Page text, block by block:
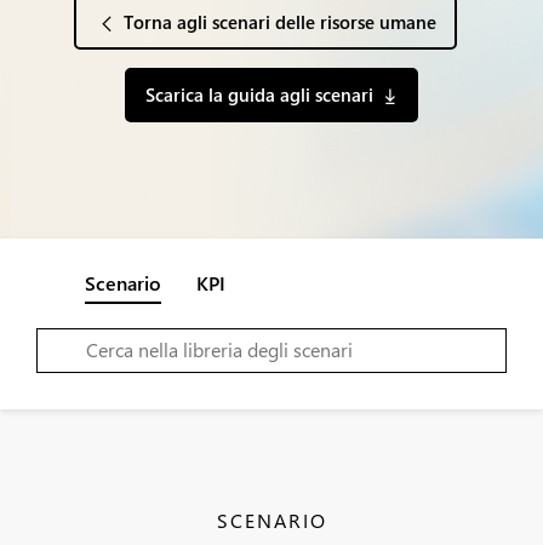
Torna agli scenari delle risorse umane
Scarica la guida agli scenari
Scenario KPI
SCENARIO